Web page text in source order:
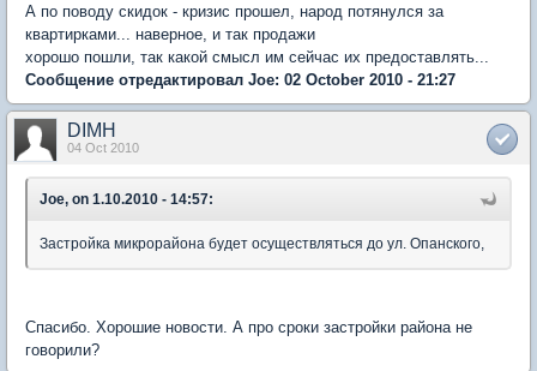
А по поводу скидок - кризис прошел, народ потянулся за
квартирками... наверное, и так продажи
хорошо пошли, так какой смысл им сейчас их предоставлять...
Сообщение отредактировал Joe: 02 October 2010 - 21:27
DIMH
04 Oct 2010
Joe, on 1.10.2010 - 14:57:
Застройка микрорайона будет осуществляться до ул. Опанского,
Спасибо. Хорошие новости. А про сроки застройки района не
говорили?